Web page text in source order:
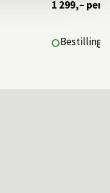
1 299,– per